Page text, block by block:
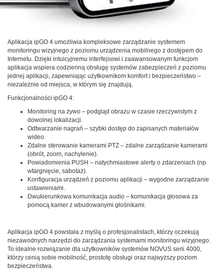
Aplikacja ipGO 4 umożliwia kompleksowe zarządzanie systemem
monitoringu wizyjnego z poziomu urządzenia mobilnego z dostępem do
Internetu. Dzięki intuicyjnemu interfejsowi i zaawansowanym funkcjom
aplikacja wspiera codzienną obsługę systemów zabezpieczeń z poziomu
jednej aplikacji, zapewniając użytkownikom komfort i bezpieczeństwo –
niezależnie od miejsca, w którym się znajdują.
Funkcjonalności ipGO 4:
Monitoring na żywo – podgląd obrazu w czasie rzeczywistym z
dowolnej lokalizacji.
Odtwarzanie nagrań – szybki dostęp do zapisanych materiałów
wideo.
Zdalne sterowanie kamerami PTZ – zdalne zarządzanie kamerami
(obrót, zoom, nachylenie).
Powiadomienia PUSH – natychmiastowe alerty o zdarzeniach (np.
wtargnięcie, sabotaż).
Konfiguracja urządzeń z poziomu aplikacji – wygodne zarządzanie
ustawieniami.
Dwukierunkowa komunikacja audio – komunikacja głosowa za
pomocą kamer z wbudowanymi głośnikami.
Aplikacja ipGO 4 powstała z myślą o profesjonalistach, którzy oczekują
niezawodnych narzędzi do zarządzania systemami monitoringu wizyjnego.
To idealne rozwiązanie dla użytkowników systemów NOVUS serii 4000,
którzy cenią sobie mobilność, prostotę obsługi oraz najwyższy poziom
bezpieczeństwa.